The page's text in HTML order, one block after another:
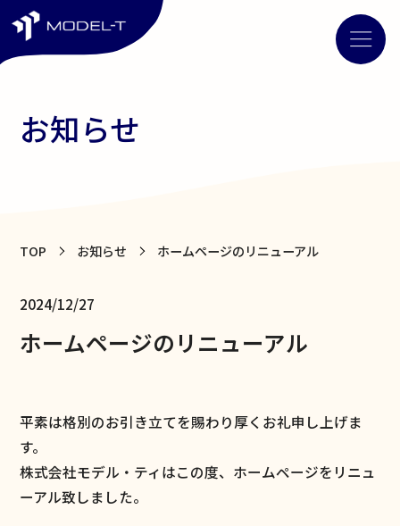
お知らせ
TOP お知らせ ホームページのリニューアル
2024/12/27
ホームページのリニューアル
平素は格別のお引き立てを賜わり厚くお礼申し上げま
す。
株式会社モデル・ティはこの度、ホームページをリニュ
ーアル致しました。